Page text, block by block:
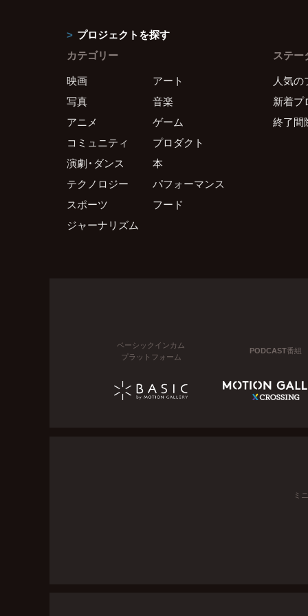
プロジェクトを探す
カテゴリー
映画
アート
写真
音楽
アニメ
ゲーム
コミュニティ
プロダクト
演劇・ダンス
本
テクノロジー
パフォーマンス
スポーツ
フード
ジャーナリズム
ステー
人気の
新着プ
終了間
ベーシックインカム
プラットフォーム
PODCAST番組
ミ